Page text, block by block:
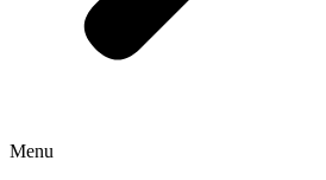
Menu